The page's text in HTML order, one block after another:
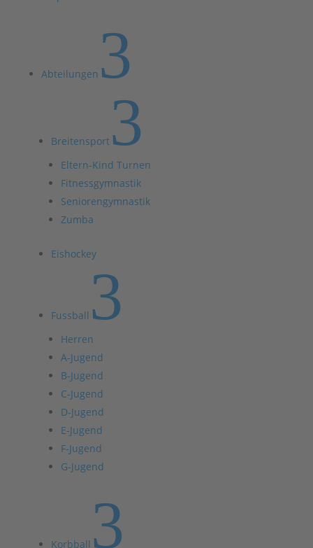
Abteilungen 3
Breitensport3
Eltern-Kind Turnen
Fitnessgymnastik
Seniorengymnastik
Zumba
Eishockey
Fussball 3
Herren
A-Jugend
B-Jugend
C-Jugend
D-Jugend
E-Jugend
F-Jugend
G-Jugend
Korbball 3